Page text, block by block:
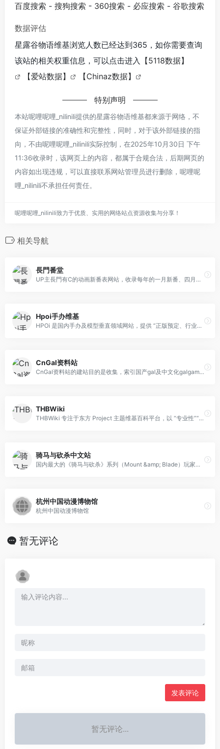
百度搜索 - 搜狗搜索 - 360搜索 - 必应搜索 - 谷歌搜索
数据评估
星露谷物语维基浏览人数已经达到365，如你需要查询
该站的相关权重信息，可以点击进入
【5118数据】
【爱站数据】
【Chinaz数据】
特别声明
本站呢哩呢哩_nilinili提供的星露谷物语维基都来源于网络，不
保证外部链接的准确性和完整性，同时，对于该外部链接的指
向，不由呢哩呢哩_nilinili实际控制，在2025年10月30日 下午
11:36收录时，该网页上的内容，都属于合规合法，后期网页的
内容如出现违规，可以直接联系网站管理员进行删除，呢哩呢
哩_nilinili不承担任何责任。
呢哩呢哩_nilinili致力于优质、实用的网络站点资源收集与分享！
相关导航
長門番堂
UP主長門有C的动画新番表网站，收录每年的一月新番、四月新番、七月新番、十月新番。方便用户查阅特定时期内已播出、正在播出或计划播出的动画信息。
Hpoi手办维基
HPOi 是国内手办及模型垂直领域网站，提供 “正版预定、行业资讯、爱好者社区、多品类模型覆盖” 四大功能，面向手办、动漫模型、DIY 模型爱好者，提供从 “了解新品” 到 “购买收藏” 再到 “分享交流” 的全链路服务。
CnGal资料站
CnGal资料站的建站目的是收集，索引国产gal及中文化galgame资料、文章、攻略，为galgame同好们提供方便。
THBWiki
THBWiki 专注于东方 Project 主题维基百科平台，以 “专业性”“准确性” 为核心目标，致力于系统收录、整理东方 Project 的官方设定、作品资料、二次创作信息及相关文化内容，是全球中文东方粉丝获取权威资料、参与内容共建的核心阵地，也是东方文化圈重要的知识聚合与传播平台。系统收录东方 Project 全维度信息：官方内容：覆盖全系列官方游戏（正传 / 衍生 / 合作作）、官方音乐（独立 CD/OST）、官方书籍（小说 / 漫画 / 设定集）及世界观、角色等核心设定；二次创作生态：汇总全球东方相关展会（如博丽神社例大祭、COMICUP）、商业衍生作品（如《东方 LostWord》）与同人资源（社团 / 作品 / 周边）；特色项目：含中文东方人气投票、幻想乡柱状地图等互动内容，及同人专辑搜索、QQ 群组列表等工具，支持中 / 英 / 日 / 意四语言。
骑马与砍杀中文站
国内最大的《骑马与砍杀》系列（Mount &amp; Blade）玩家社区，提供论坛交流、资讯发布、MOD 分享、联机组织等全方位服务，该网站是《骑马与砍杀》玩家在中国的核心聚集地，集合了论坛交流、最新资讯、资源下载、社区活动等多种功能，形成了一个完整的生态体系，为新老玩家提供了便捷的交流平台和丰富的游戏内容。
杭州中国动漫博物馆
杭州中国动漫博物馆
暂无评论
发表评论
暂无评论...